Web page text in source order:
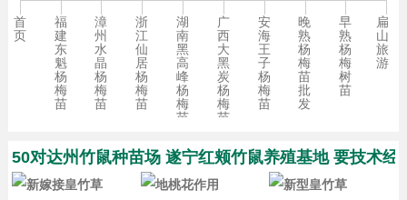
首
页
福
建
东
魁
杨
梅
苗
漳
州
水
晶
杨
梅
苗
浙
江
仙
居
杨
梅
苗
湖
南
黑
高
峰
杨
梅
苗
广
西
大
黑
炭
杨
梅
苗
安
海
王
子
杨
梅
苗
晚
熟
杨
梅
苗
批
发
早
熟
杨
梅
树
苗
扁
山
旅
游
50对达州竹鼠种苗场 遂宁红颊竹鼠养殖基地 要技术经